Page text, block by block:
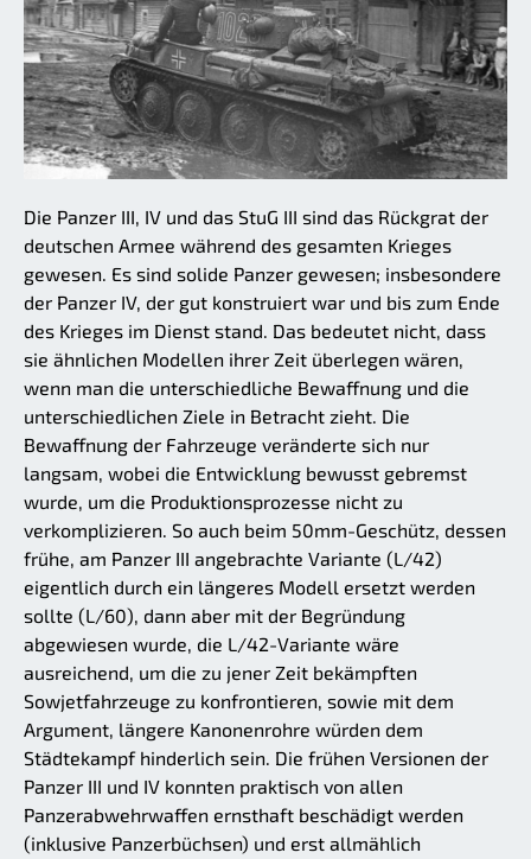
Die Panzer III, IV und das StuG III sind das Rückgrat der
deutschen Armee während des gesamten Krieges
gewesen. Es sind solide Panzer gewesen; insbesondere
der Panzer IV, der gut konstruiert war und bis zum Ende
des Krieges im Dienst stand. Das bedeutet nicht, dass
sie ähnlichen Modellen ihrer Zeit überlegen wären,
wenn man die unterschiedliche Bewaffnung und die
unterschiedlichen Ziele in Betracht zieht. Die
Bewaffnung der Fahrzeuge veränderte sich nur
langsam, wobei die Entwicklung bewusst gebremst
wurde, um die Produktionsprozesse nicht zu
verkomplizieren. So auch beim 50mm-Geschütz, dessen
frühe, am Panzer III angebrachte Variante (L/42)
eigentlich durch ein längeres Modell ersetzt werden
sollte (L/60), dann aber mit der Begründung
abgewiesen wurde, die L/42-Variante wäre
ausreichend, um die zu jener Zeit bekämpften
Sowjetfahrzeuge zu konfrontieren, sowie mit dem
Argument, längere Kanonenrohre würden dem
Städtekampf hinderlich sein. Die frühen Versionen der
Panzer III und IV konnten praktisch von allen
Panzerabwehrwaffen ernsthaft beschädigt werden
(inklusive Panzerbüchsen) und erst allmählich